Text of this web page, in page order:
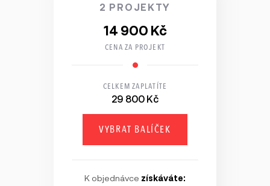
2 PROJEKTY
14 900 Kč
CENA ZA PROJEKT
CELKEM ZAPLATÍTE
29 800 Kč
VYBRAT BALÍČEK
K objednávce získáváte: